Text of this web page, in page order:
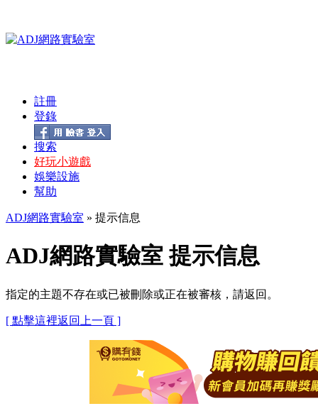
註冊
登錄
搜索
好玩小遊戲
娛樂設施
幫助
ADJ網路實驗室 » 提示信息
ADJ網路實驗室 提示信息
指定的主題不存在或已被刪除或正在被審核，請返回。
[ 點擊這裡返回上一頁 ]